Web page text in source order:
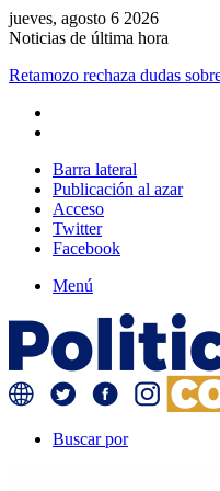
jueves, agosto 6 2026
Noticias de última hora
Retamozo rechaza dudas
Barra lateral
Publicación al azar
Acceso
Twitter
Facebook
Menú
Buscar por